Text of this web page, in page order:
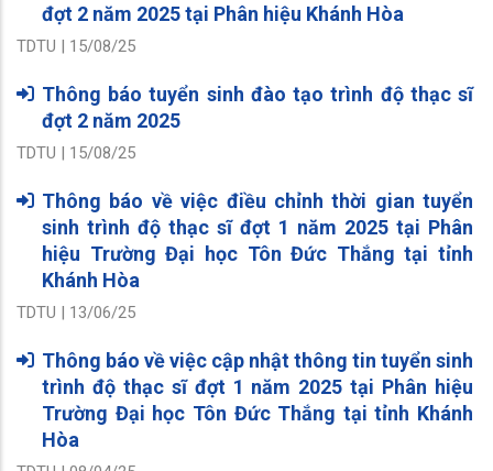
đợt 2 năm 2025 tại Phân hiệu Khánh Hòa
TDTU | 15/08/25
Thông báo tuyển sinh đào tạo trình độ thạc sĩ
đợt 2 năm 2025
TDTU | 15/08/25
Thông báo về việc điều chỉnh thời gian tuyển
sinh trình độ thạc sĩ đợt 1 năm 2025 tại Phân
hiệu Trường Đại học Tôn Đức Thắng tại tỉnh
Khánh Hòa
TDTU | 13/06/25
Thông báo về việc cập nhật thông tin tuyển sinh
trình độ thạc sĩ đợt 1 năm 2025 tại Phân hiệu
Trường Đại học Tôn Đức Thắng tại tỉnh Khánh
Hòa